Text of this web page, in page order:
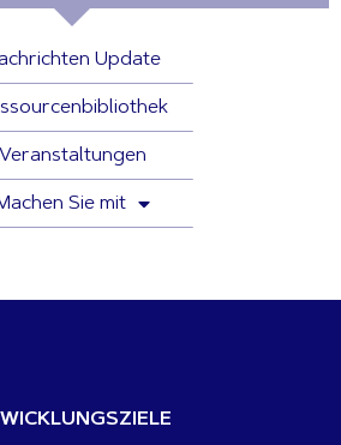
Update
Veranstaltungen
Sie mit